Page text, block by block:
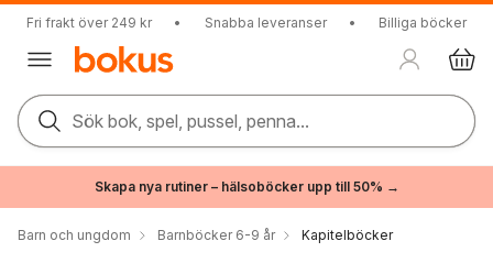
Fri frakt över 249 kr • Snabba leveranser • Billiga böcker
Sök bok, spel, pussel, penna...
Skapa nya rutiner – hälsoböcker upp till 50% →
Barn och ungdom Barnböcker 6-9 år Kapitelböcker